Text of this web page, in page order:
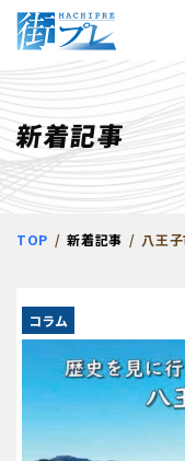
新着記事
TOP 新着記事 八王
コラム